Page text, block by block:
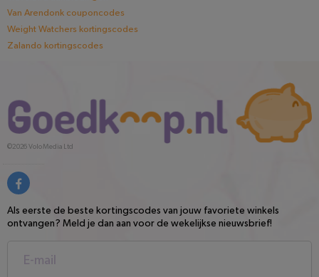
Van Arendonk couponcodes
Weight Watchers kortingscodes
Zalando kortingscodes
©2026Volo Media Ltd
Als eerste de beste kortingscodes van jouw favoriete winkels
ontvangen? Meld je dan aan voor de wekelijkse nieuwsbrief!